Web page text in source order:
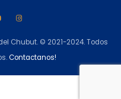
Chubut. © 2021-2024. Todos
Contactanos!